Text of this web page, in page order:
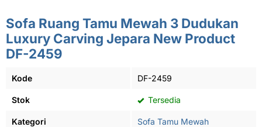
Sofa Ruang Tamu Mewah 3 Dudukan
Luxury Carving Jepara New Product
DF-2459
Kode DF-2459
Stok Tersedia
Kategori Sofa Tamu Mewah